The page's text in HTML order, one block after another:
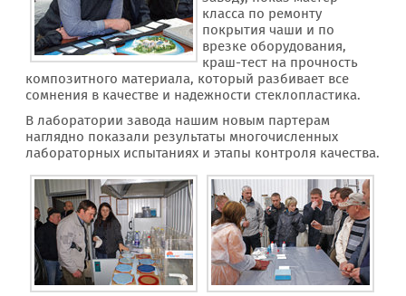
класса по ремонту
покрытия чаши и по
врезке оборудования,
краш-тест на прочность
композитного материала, который разбивает все
сомнения в качестве и надежности стеклопластика.
В лаборатории завода нашим новым партерам
наглядно показали результаты многочисленных
лабораторных испытаниях и этапы контроля качества.